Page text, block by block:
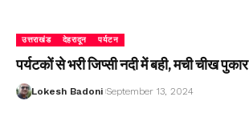
उत्तराखंड देहरादून पर्यटन
पर्यटकों से भरी जिप्सी नदी में बही, मची चीख पुकार
Lokesh Badoni September 13, 2024